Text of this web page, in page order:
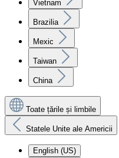
Vietnam
Brazilia
Mexic
Taiwan
China
Toate țările și limbile
Statele Unite ale Americii
English (US)